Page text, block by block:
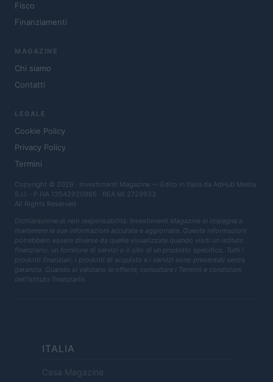
Fisco
Finanziamenti
MAGAZINE
Chi siamo
Contatti
LEGALE
Cookie Policy
Privacy Policy
Termini
Copyright © 2026 · Investimenti Magazine — Edito in Italia da AdHub Media
S.r.l. · P.IVA 13542920965 · REA MI 2729933
All Rights Reserved
Dichiarazione di non responsabilità: Investimenti Magazine si impegna a
mantenere le sue informazioni accurate e aggiornate. Queste informazioni
potrebbero essere diverse da quelle visualizzate quando visiti un istituto
finanziario, un fornitore di servizi o il sito di un prodotto specifico. Tutti i
prodotti finanziari, i prodotti di acquisto e i servizi sono presentati senza
garanzia. Quando si valutano le offerte, consultare i Termini e condizioni
dell'istituto finanziario.
ITALIA
Casa Magazine